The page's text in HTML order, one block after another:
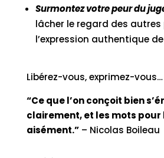
Surmontez votre peur du
lâcher le regard des
l’expression authentique
Libérez-vous, exprimez-vous…
“Ce que l’on conçoit bien
clairement, et les mots pour
aisément.”– Nicolas Boileau